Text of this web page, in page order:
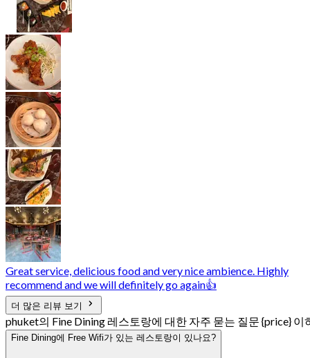
Great service, delicious food and very nice ambience. Highly
recommend and we will definitely go again👍
더 많은 리뷰 보기
phuket의 Fine Dining 레스토랑에 대한 자주 묻는 질문 {price} 이
Fine Dining에 Free Wifi가 있는 레스토랑이 있나요?